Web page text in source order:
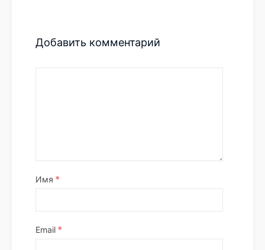
Добавить комментарий
Имя *
Email *